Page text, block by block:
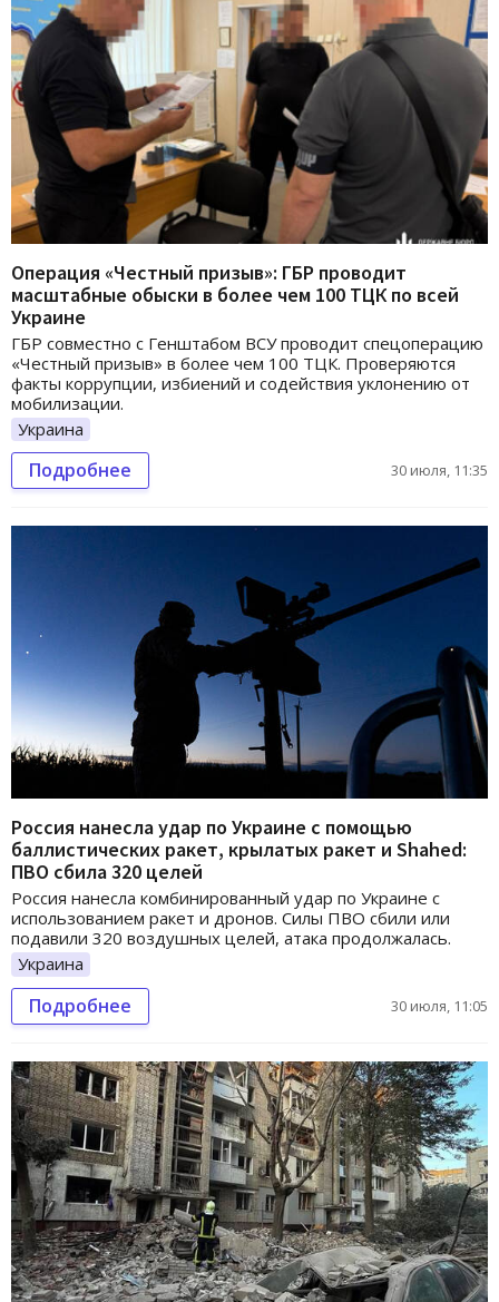
Операция «Честный призыв»: ГБР проводит
масштабные обыски в более чем 100 ТЦК по всей
Украине
ГБР совместно с Генштабом ВСУ проводит спецоперацию
«Честный призыв» в более чем 100 ТЦК. Проверяются
факты коррупции, избиений и содействия уклонению от
мобилизации.
Украина
Подробнее 30 июля, 11:35
Россия нанесла удар по Украине с помощью
баллистических ракет, крылатых ракет и Shahed:
ПВО сбила 320 целей
Россия нанесла комбинированный удар по Украине с
использованием ракет и дронов. Силы ПВО сбили или
подавили 320 воздушных целей, атака продолжалась.
Украина
Подробнее 30 июля, 11:05